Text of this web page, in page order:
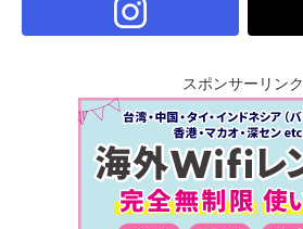
スポンサーリンク